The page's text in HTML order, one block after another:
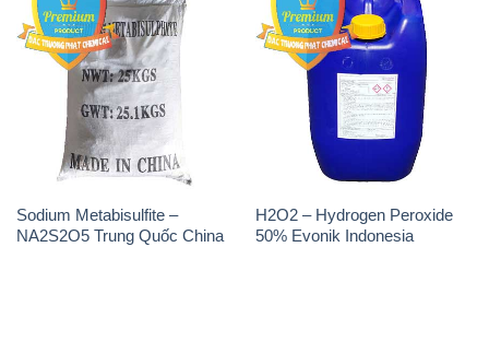
Sodium Metabisulfite –
NA2S2O5 Trung Quốc China
H2O2 – Hydrogen Peroxide
50% Evonik Indonesia